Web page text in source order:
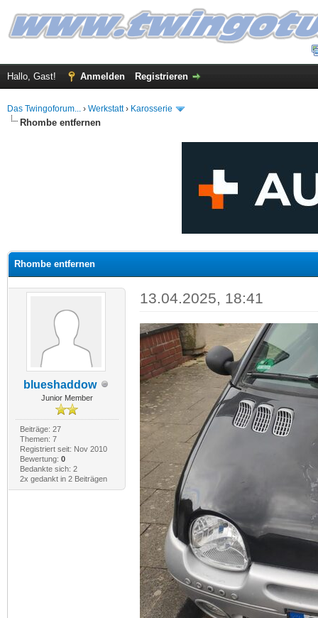
Hallo, Gast! Anmelden Registrieren
Das Twingoforum... › Werkstatt› Karosserie
Rhombe entfernen
Rhombe entfernen
blueshaddow
Junior Member
Beiträge: 27
Themen: 7
Registriert seit: Nov 2010
Bewertung: 0
Bedankte sich: 2
2x gedankt in 2 Beiträgen
13.04.2025, 18:41